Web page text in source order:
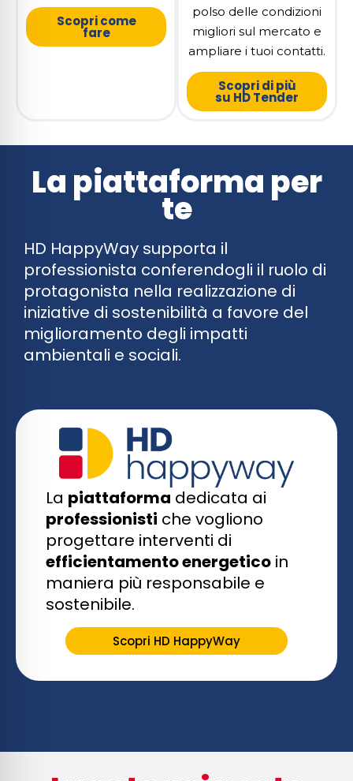
Scopri come
fare
polso delle condizioni
migliori sul mercato e
ampliare i tuoi contatti.
Scopri di più
su HD Tender
La piattaforma per
te
HD HappyWay supporta il
professionista conferendogli il ruolo di
protagonista nella realizzazione di
iniziative di sostenibilità a favore del
miglioramento degli impatti
ambientali e sociali.
La piattaforma dedicata ai
professionisti che vogliono
progettare interventi di
efficientamento energetico in
maniera più responsabile e
sostenibile.
Scopri HD HappyWay